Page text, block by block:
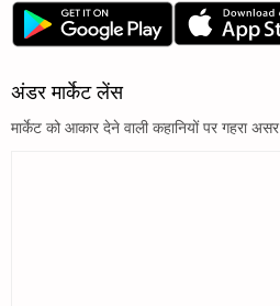
अंडर मार्केट लेंस
मार्केट को आकार देने वाली कहानियों पर गहरा असर